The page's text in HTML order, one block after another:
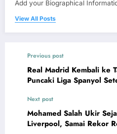
Add your Biographical
View All Posts
Previous post
Real Madrid Kembali ke
Puncaki Liga Spanyol
Next post
Mohamed Salah Ukir
Liverpool, Samai Rekor